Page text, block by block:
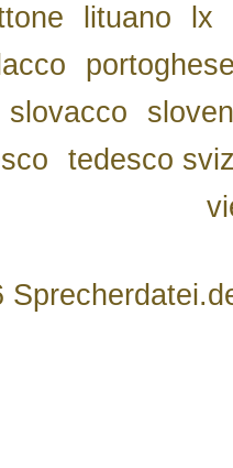
lituano lx
slovacco
tedesco